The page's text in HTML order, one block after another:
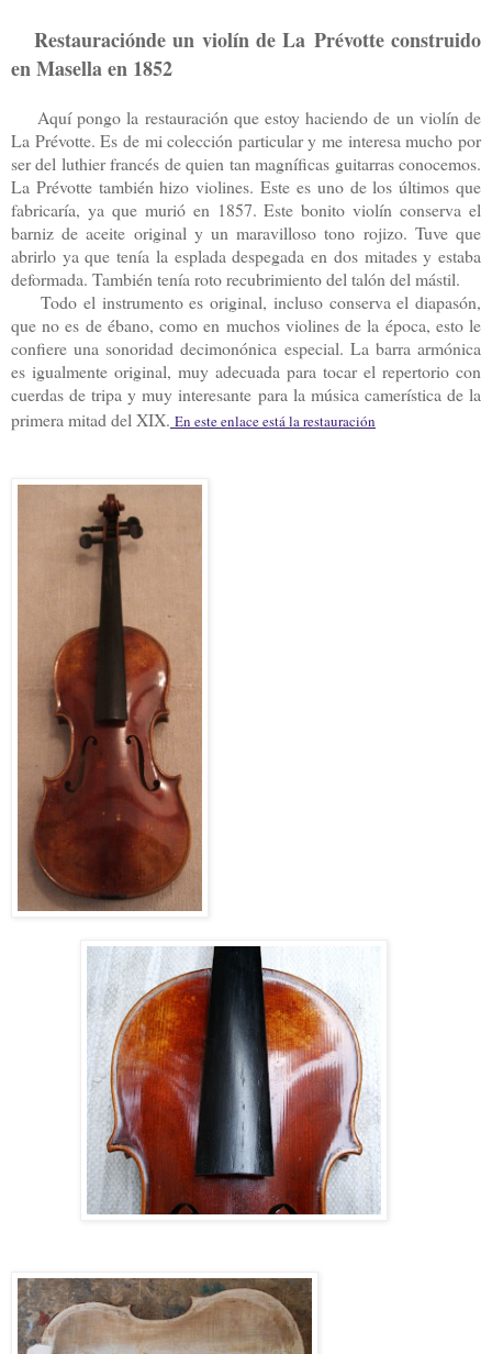
Restauraciónde un violín de La Prévotte construido
en Masella en 1852
Aquí pongo la restauración que estoy haciendo de un violín de
La Prévotte. Es de mi colección particular y me interesa mucho por
ser del luthier francés de quien tan magníficas guitarras conocemos.
La Prévotte también hizo violines. Este es uno de los últimos que
fabricaría, ya que murió en 1857. Este bonito violín conserva el
barniz de aceite original y un maravilloso tono rojizo. Tuve que
abrirlo ya que tenía la esplada despegada en dos mitades y estaba
deformada. También tenía roto recubrimiento del talón del mástil.
Todo el instrumento es original, incluso conserva el diapasón,
que no es de ébano, como en muchos violines de la época, esto le
confiere una sonoridad decimonónica especial. La barra armónica
es igualmente original, muy adecuada para tocar el repertorio con
cuerdas de tripa y muy interesante para la música camerística de la
primera mitad del XIX. En este enlace está la restauración